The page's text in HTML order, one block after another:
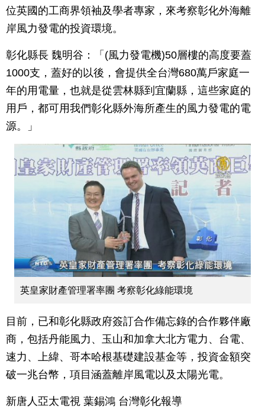
位英國的工商界領袖及學者專家，來考察彰化外海離
岸風力發電的投資環境。
彰化縣長 魏明谷：「(風力發電機)50層樓的高度要蓋
1000支，蓋好的以後，會提供全台灣680萬戶家庭一
年的用電量，也就是從雲林縣到宜蘭縣，這些家庭的
用戶，都可用我們彰化縣外海所產生的風力發電的電
源。」
英皇家財產管理署率團 考察彰化綠能環境
目前，已和彰化縣政府簽訂合作備忘錄的合作夥伴廠
商，包括丹能風力、玉山和加拿大北方電力、台電、
速力、上緯、哥本哈根基礎建設基金等，投資金額突
破一兆台幣，項目涵蓋離岸風電以及太陽光電。
新唐人亞太電視 葉錫鴻 台灣彰化報導